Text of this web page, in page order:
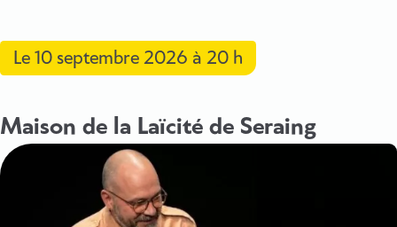
Le 10 septembre 2026 à 20 h
Maison de la Laïcité de Seraing